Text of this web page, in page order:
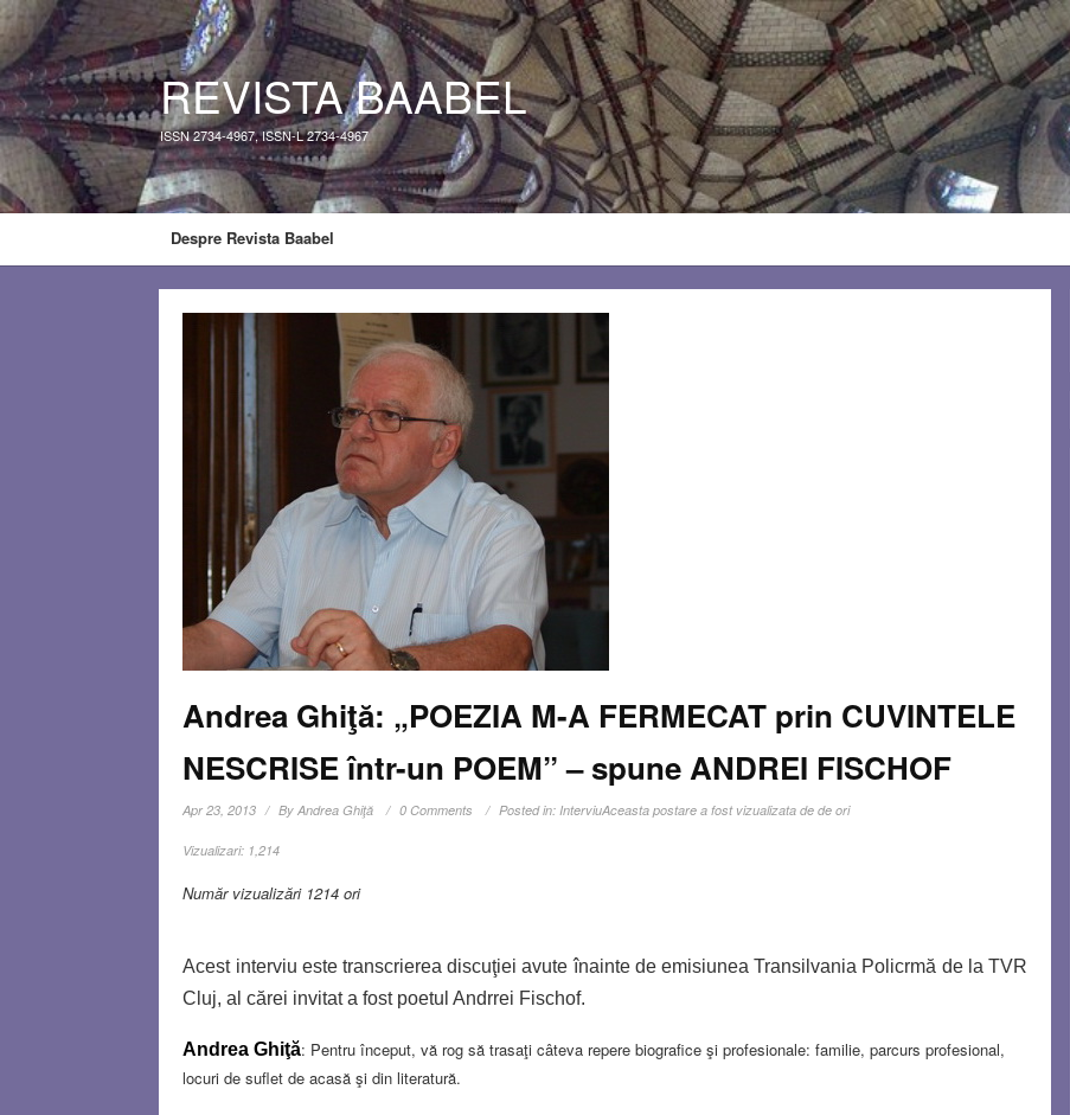
REVISTA BAABEL
ISSN 2734-4967, ISSN-L 2734-4967
Despre Revista Baabel
Andrea Ghiţă: „POEZIA M-A FERMECAT prin CUVINTELE
NESCRISE într-un POEM” – spune ANDREI FISCHOF
Apr 23, 2013 ByAndrea Ghiţă 0 Comments Posted in:InterviuAceasta postare a fost vizualizata de de ori
Vizualizari: 1,214
Număr vizualizări 1214 ori
Acest interviu este transcrierea discuţiei avute înainte de emisiunea Transilvania Policrmă de la TVR
Cluj, al cărei invitat a fost poetul Andrrei Fischof.
Andrea Ghiţă: Pentru început, vă rog să trasaţi câteva repere biografice şi profesionale: familie, parcurs profesional,
locuri de suflet de acasăşi din literatură.